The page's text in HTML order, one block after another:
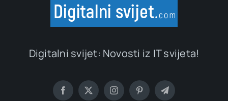
Digitalni svijet: Novosti iz IT svijeta!